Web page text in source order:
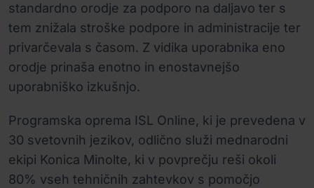
standardno orodje za podporo na daljavo ter s
tem znižala stroške podpore in administracije ter
privarčevala s časom. Z vidika uporabnika eno
orodje prinaša enotno in enostavnejšo
uporabniško izkušnjo.
Programska oprema ISL Online, ki je prevedena v
30 svetovnih jezikov, odlično služi mednarodni
ekipi Konica Minolte, ki v povprečju reši okoli
80% vseh tehničnih zahtevkov s pomočjo